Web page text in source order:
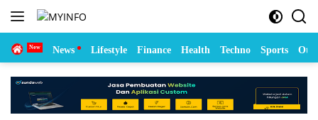
Langsung
Home News Lifestyle Finance Health Techno Sports